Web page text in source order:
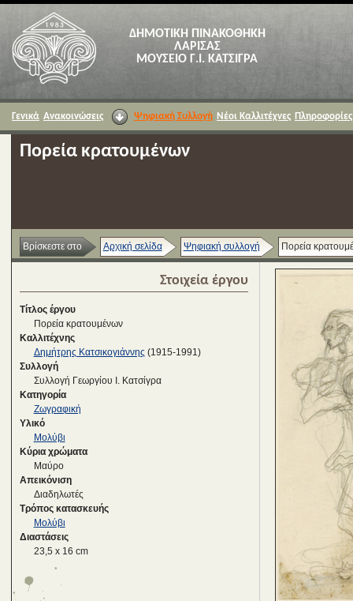
ΔΗΜΟΤΙΚΗ ΠΙΝΑΚΟΘΗΚΗ
ΛΑΡΙΣΑΣ
ΜΟΥΣΕΙΟ Γ.Ι. ΚΑΤΣΙΓΡΑ
Γενικά Ανακοινώσεις Ψηφιακή Συλλογή Νέοι Καλλιτέχνες Πληροφορίες
Πορεία κρατουμένων
Βρίσκεστε στο Αρχική σελίδα Ψηφιακή συλλογή Πορεία
Στοιχεία έργου
Τίτλος έργου
Πορεία κρατουμένων
Καλλιτέχνης
Δημήτρης Κατσικογιάννης (1915-1991)
Συλλογή
Συλλογή Γεωργίου Ι. Κατσίγρα
Κατηγορία
Ζωγραφική
Υλικό
Μολύβι
Κύρια χρώματα
Μαύρο
Απεικόνιση
Διαδηλωτές
Τρόπος κατασκευής
Μολύβι
Διαστάσεις
23,5 x 16 cm